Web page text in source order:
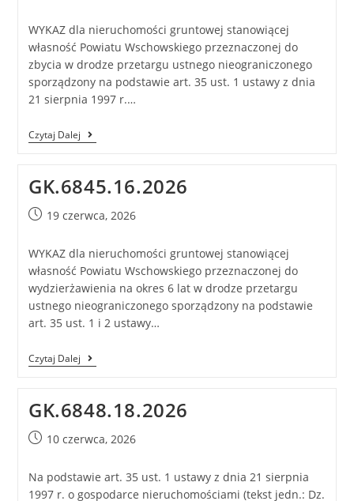
WYKAZ dla nieruchomości gruntowej stanowiącej
własność Powiatu Wschowskiego przeznaczonej do
zbycia w drodze przetargu ustnego nieograniczonego
sporządzony na podstawie art. 35 ust. 1 ustawy z dnia
21 sierpnia 1997 r.…
Czytaj Dalej
GK.6845.16.2026
19 czerwca, 2026
WYKAZ dla nieruchomości gruntowej stanowiącej
własność Powiatu Wschowskiego przeznaczonej do
wydzierżawienia na okres 6 lat w drodze przetargu
ustnego nieograniczonego sporządzony na podstawie
art. 35 ust. 1 i 2 ustawy…
Czytaj Dalej
GK.6848.18.2026
10 czerwca, 2026
Na podstawie art. 35 ust. 1 ustawy z dnia 21 sierpnia
1997 r. o gospodarce nieruchomościami (tekst jedn.: Dz.